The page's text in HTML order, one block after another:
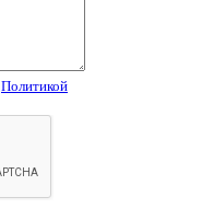
Политикой